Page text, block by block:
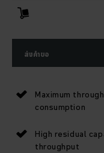
ส่งคำขอ
Maximum
consumption
High residual
throughput